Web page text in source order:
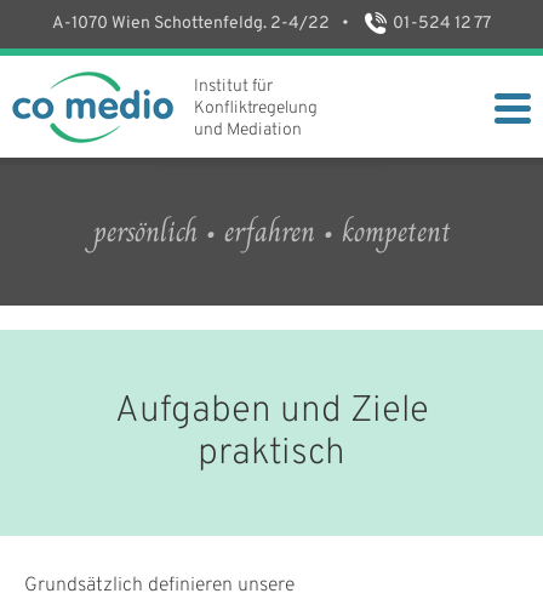
A-1070 Wien Schottenfeldg. 2-4/22 • 01-524 12 77
Institut für
Konfliktregelung
und Mediation
persönlich • erfahren • kompetent
Aufgaben und Ziele
praktisch
Grundsätzlich definieren unsere